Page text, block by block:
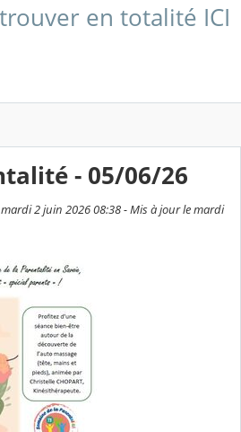
en totalité ICI
- 05/06/26
2 juin 2026 08:38 - Mis à jour le mardi